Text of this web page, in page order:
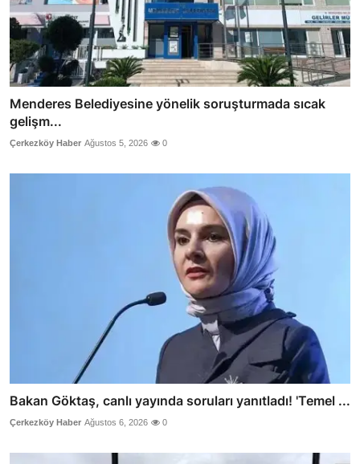
Menderes Belediyesine yönelik soruşturmada sıcak
gelişm...
Çerkezköy Haber Ağustos 5, 2026 0
Bakan Göktaş, canlı yayında soruları yanıtladı! 'Temel ...
Çerkezköy Haber Ağustos 6, 2026 0